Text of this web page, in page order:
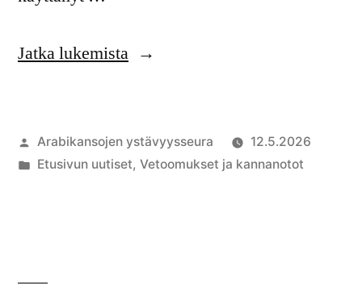
Jatka lukemista”Terveydenhoidon
Gazan
sairaalan
Artikkelin
julkaisija
Arabikansojen ystävyysseura
12.5.2026
Julkaistu
Etusivun uutiset, Vetoomukset ja kannanotot